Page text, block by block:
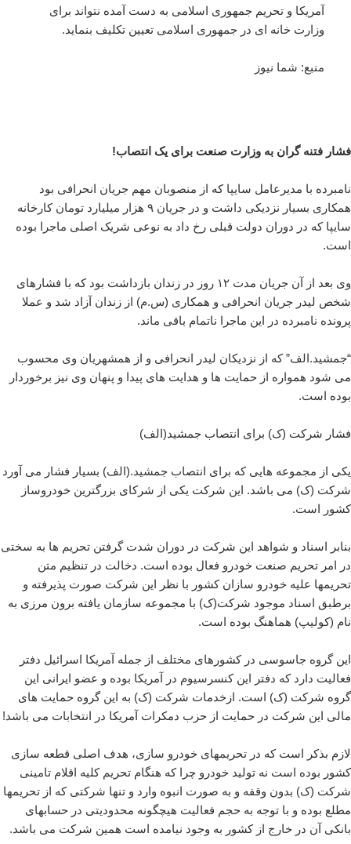
آمریکا و تحریم جمهوری اسلامی به دست آمده نتواند برای
وزارت خانه ای در جمهوری اسلامی تعیین تکلیف بنماید.
منبع: شما نیوز
فشار فتنه گران به وزارت صنعت برای یک انتصاب!
نامبرده با مدیرعامل سایپا که از منصوبان مهم جریان انحرافی بود
همکاری بسیار نزدیکی داشت و در جریان ۹ هزار میلیارد تومان کارخانه
سایپا که در دوران دولت قبلی رخ داد به نوعی شریک اصلی ماجرا بوده
است.
وی بعد از آن جریان مدت ۱۲ روز در زندان بازداشت بود که با فشارهای
شخص لیدر جریان انحرافی و همکاری (س.م) از زندان آزاد شد و عملا
پرونده نامبرده در این ماجرا ناتمام باقی ماند.
“جمشید.الف” که از نزدیکان لیدر انحرافی و از همشهریان وی محسوب
می شود همواره از حمایت ها و هدایت های پیدا و پنهان وی نیز برخوردار
بوده است.
فشار شرکت (ک) برای انتصاب جمشید(الف)
یکی از مجموعه هایی که برای انتصاب جمشید.(الف) بسیار فشار می آورد
شرکت (ک) می باشد. این شرکت یکی از شرکای بزرگترین خودروساز
کشور است.
بنابر اسناد و شواهد این شرکت در دوران شدت گرفتن تحریم ها به سختی
در امر تحریم صنعت خودرو فعال بوده است. دخالت در تنظیم متن
تحریمها علیه خودرو سازان کشور با نظر این شرکت صورت پذیرفته و
برطبق اسناد موجود شرکت(ک) با مجموعه سازمان یافته برون مرزی به
نام (کولیپ) هماهنگ بوده است.
این گروه جاسوسی در کشورهای مختلف از جمله آمریکا اسرائیل دفتر
فعالیت دارد که دفتر این کنسرسیوم در آمریکا بوده و عضو ایرانی این
گروه شرکت (ک) است. ازخدمات شرکت (ک) به این گروه حمایت های
مالی این شرکت در حمایت از حزب دمکرات آمریکا در انتخابات می باشد!
لازم بذکر است که در تحریمهای خودرو سازی، هدف اصلی قطعه سازی
کشور بوده است نه تولید خودرو چرا که هنگام تحریم کلیه اقلام تامینی
شرکت (ک) بدون وقفه و به صورت انبوه وارد و تنها شرکتی که از تحریمها
مطلع بوده و با توجه به حجم فعالیت هیچگونه محدودیتی در حسابهای
بانکی آن در خارج از کشور به وجود نیامده است همین شرکت می باشد.